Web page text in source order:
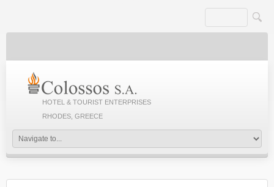
HOTEL & TOURIST ENTERPRISES
RHODES, GREECE